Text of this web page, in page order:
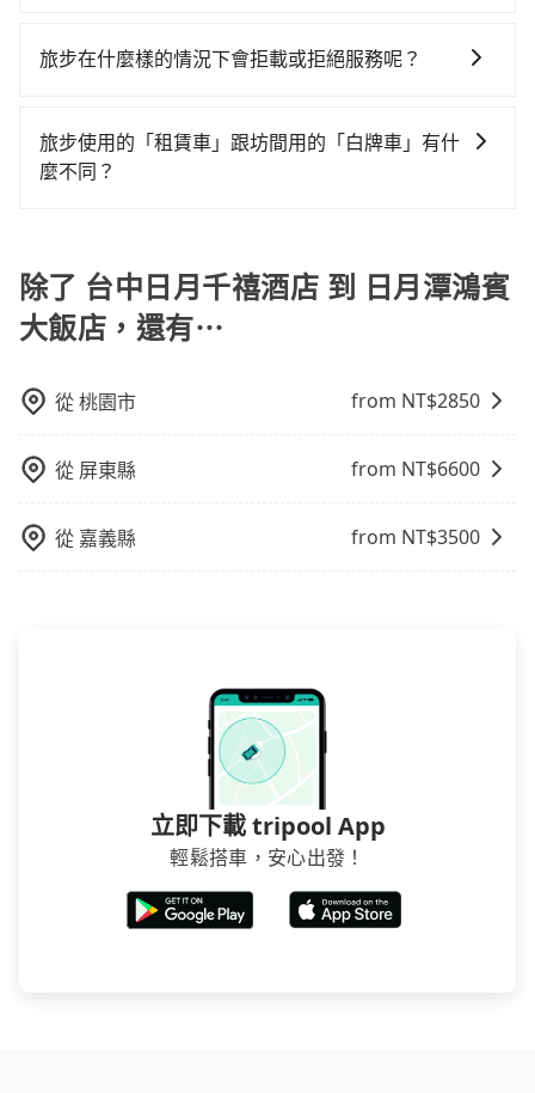
用戶卻遲遲尚未歸還，又或者要還車時卻偏偏找不到停
使用時還是有其區域的限制，實際可停靠的地點與你的
上下車地點仍有段距離，在遇到下雨天或者載行李時，
賓大飯店的最佳選擇。
車：優點是24小時隨叫隨到，價格按錶計費，但若遇交
性和服務質量無法保障，需要自行承擔風險，遇到狀況
事後也無法申訴退費。
遇塞車、停紅燈時等低速行駛時還需額外加價不同，旅
旅步在什麼樣的情況下會拒載或拒絕服務呢？
原因，司機有權拒絕服務： 1) 當日搭車人數或行李超過
訂購時填寫的數量。請務必確實填寫當日實際攜帶的行
必須乘坐兒童座椅。 3) 搭乘寵物友善專車卻沒有裝籠。
避免影響行車安全，請您務將寵物置入提籠或提袋內。
旅步使用的「租賃車」跟坊間用的「白牌車」有什
麼不同？
為旅步貴賓服務用車。與一些私家車充當營業用車違法
接載的「白牌車」不同。旅步所使用的車輛合法且符合
相關法規。
除了 台中日月千禧酒店 到 日月潭鴻賓
大飯店，還有⋯
從桃園市 from NT$2850
從屏東縣 from NT$6600
從 嘉義縣 from NT$3500
立即下載 tripool App
輕鬆搭車，安心出發！